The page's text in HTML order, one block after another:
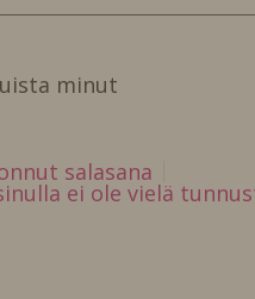
minut
salasana
ei ole vielä